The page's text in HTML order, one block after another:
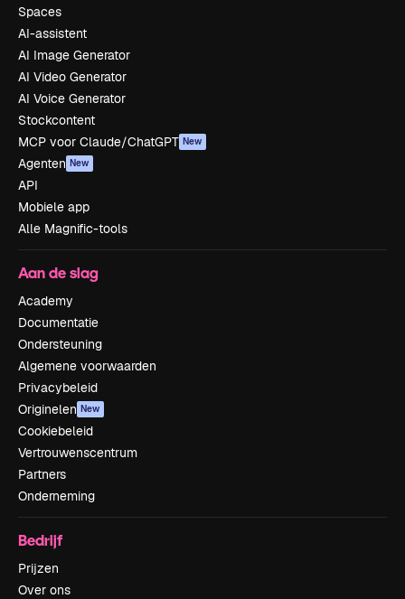
Spaces
AI-assistent
AI Image Generator
AI Video Generator
AI Voice Generator
Stockcontent
MCP voor Claude/ChatGPT New
Agenten New
API
Mobiele app
Alle Magnific-tools
Aan de slag
Academy
Documentatie
Ondersteuning
Algemene voorwaarden
Privacybeleid
Originelen New
Cookiebeleid
Vertrouwenscentrum
Partners
Onderneming
Bedrijf
Prijzen
Over ons